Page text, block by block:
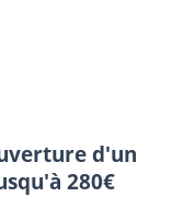
d'un
280€